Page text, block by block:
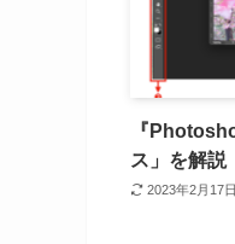
『
ス」を解説
2023年2月17日